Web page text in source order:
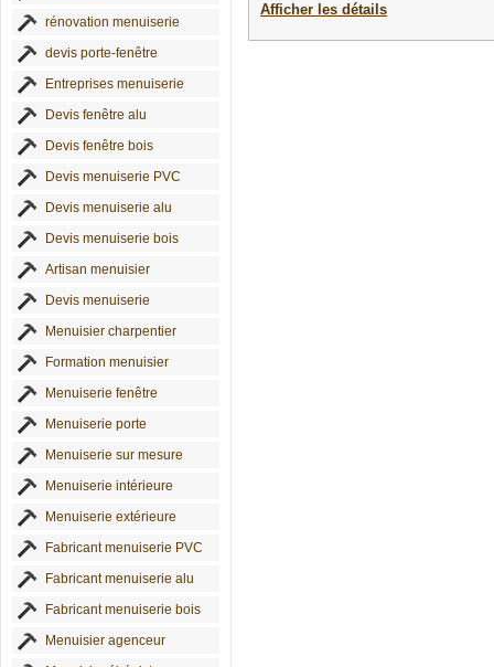
rénovation menuiserie
devis porte-fenêtre
Entreprises menuiserie
Devis fenêtre alu
Devis fenêtre bois
Devis menuiserie PVC
Devis menuiserie alu
Devis menuiserie bois
Artisan menuisier
Devis menuiserie
Menuisier charpentier
Formation menuisier
Menuiserie fenêtre
Menuiserie porte
Menuiserie sur mesure
Menuiserie intérieure
Menuiserie extérieure
Fabricant menuiserie PVC
Fabricant menuiserie alu
Fabricant menuiserie bois
Menuisier agenceur
Afficher les détails